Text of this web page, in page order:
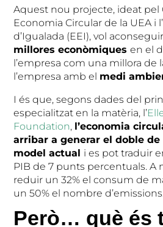
Aquest nou projecte, ideat pel
Economia Circular de la UEA i
d’Igualada (EEI), vol
millores econòmiquesen el
l’empresa com una millora de
l’empresa amb el medi
I és que, segons dades del
especialitzat en la matèria, l’
Foundation, l’economia
arribar a generar el doble
model actual i es pot traduir
PIB de 7 punts percentuals. A
reduir un 32% el consum de
un 50% el nombre
Però… què és